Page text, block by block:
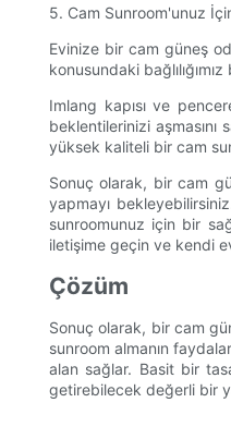
5. Cam Sunroom'unuz
Evinize bir cam güneş
konusundaki
Imlang kapısı ve
beklentilerinizi
yüksek kaliteli bir cam
Sonuç olarak, bir cam
yapmayı
sunroomunuz için bir
iletişime geçin ve kendi
Çözüm
Sonuç olarak, bir cam
sunroom almanın
alan sağlar. Basit bir
getirebilecek değerli bir